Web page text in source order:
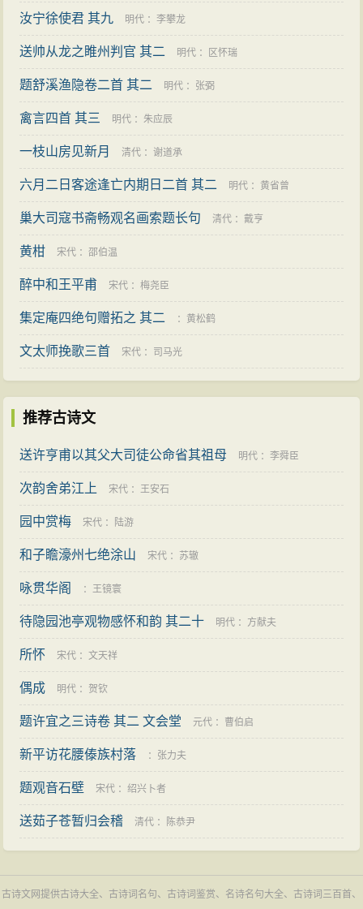
汝宁徐使君 其九 明代 ：李攀龙
送帅从龙之睢州判官 其二 明代 ： 区怀瑞
题舒溪渔隐卷二首 其二 明代 ： 张弼
禽言四首 其三 明代 ：朱应辰
一枝山房见新月 清代 ：谢道承
六月二日客途逢亡内期日二首 其二 明代 ：黄省曾
巢大司寇书斋畅观名画索题长句 清代 ：戴亨
黄柑 宋代 ：邵伯温
醉中和王平甫 宋代 ：梅尧臣
集定庵四绝句赠拓之 其二 ：黄松鹤
文太师挽歌三首 宋代 ： 司马光
推荐古诗文
送许亨甫以其父大司徒公命省其祖母 明代 ：李舜臣
次韵舍弟江上 宋代 ：王安石
园中赏梅 宋代 ： 陆游
和子瞻濠州七绝涂山 宋代 ： 苏辙
咏贯华阁 ：王镜寰
待隐园池亭观物感怀和韵 其二十 明代 ： 方献夫
所怀 宋代 ：文天祥
偶成 明代 ：贺钦
题许宜之三诗卷 其二 文会堂 元代 ： 曹伯启
新平访花腰傣族村落 ： 张力夫
题观音石壁 宋代 ：绍兴卜者
送茹子苍暂归会稽 清代 ： 陈恭尹
古诗文网提供古诗大全、古诗词名句、古诗词鉴赏、名诗名句大全、古诗词三百首、